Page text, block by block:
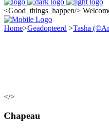
<Good_things_happen/>
Home>Geadopteerd >Tasha
</>
Chapeau